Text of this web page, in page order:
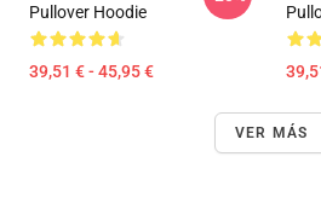
Pullover Hoodie
39,51 € - 45,95 €
VER MÁS